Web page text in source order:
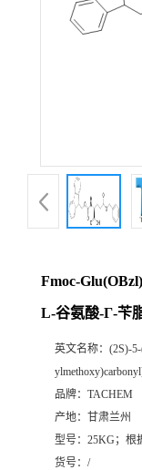
Fmoc-
L-谷氨酸-Γ-苄
英文名称： (2S)-
品牌： TACHEM
产地： 甘肃兰州
型号： 25KG；根
货号： /